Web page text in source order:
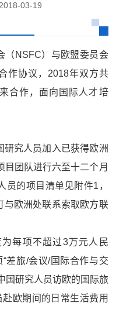
03-19
（NSFC）与欧盟委员会
作协议，2018年双方共
合作，面向国际人才培
研究人员加入已获得欧洲
团队进行六至十二个月
员的项目清单见附件1，
与欧洲处联系索取欧方联
每项不超过3万元人民
差旅/会议/国际合作与交
国研究人员访欧的国际旅
欧期间的日常生活费用